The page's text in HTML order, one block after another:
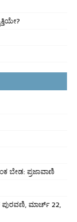
ಬೇಡ: ಪ್ರಜಾವಾಣಿ
ಪುರವಣಿ, ಮಾರ್ಚ್ 22,